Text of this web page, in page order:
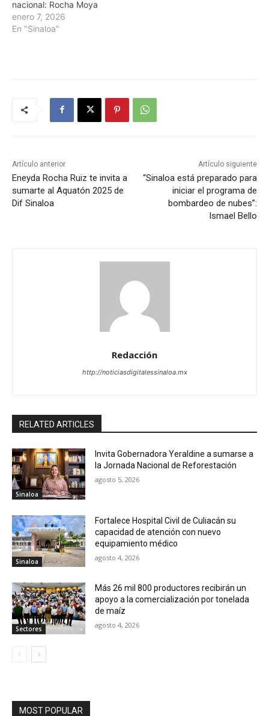
nacional: Rocha Moya
enero 7, 2026
En "Sinaloa"
Artículo anterior
Eneyda Rocha Ruiz te invita a
sumarte al Aquatón 2025 de
Dif Sinaloa
Artículo siguiente
“Sinaloa está preparado para
iniciar el programa de
bombardeo de nubes”:
Ismael Bello
Redacción
http://noticiasdigitalessinaloa.mx
RELATED ARTICLES
Sinaloa
Invita Gobernadora Yeraldine a sumarse a
la Jornada Nacional de Reforestación
agosto 5, 2026
Sinaloa
Fortalece Hospital Civil de Culiacán su
capacidad de atención con nuevo
equipamiento médico
agosto 4, 2026
Sectores
Más 26 mil 800 productores recibirán un
apoyo a la comercialización por tonelada
de maíz
agosto 4, 2026
MOST POPULAR